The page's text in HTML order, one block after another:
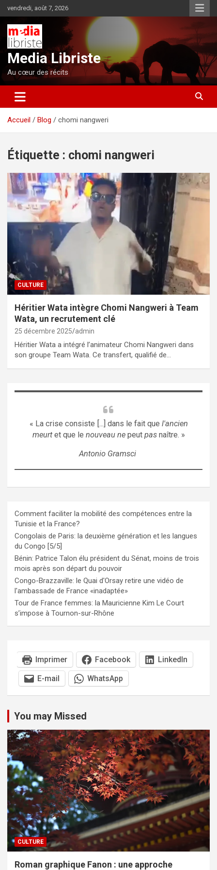
au
contenu
vendredi, août 7, 2026
Media Libriste
Au cœur des récits
Accueil Blog chomi nangweri
Étiquette : chomi nangweri
CULTURE
Héritier Wata intègre Chomi Nangweri à Team
Wata, un recrutement clé
25 décembre 2025 admin
Héritier Wata a intégré l’animateur Chomi Nangweri dans
son groupe Team Wata. Ce transfert, qualifié de…
« La crise consiste [...] dans le fait que l'ancien
meurtet que le nouveau nepeut pasnaître. »
Antonio Gramsci
Comment faciliter la mobilité des compétences entre la
Tunisie et la France?
Congolais de Paris: la deuxième génération et les langues
du Congo [5/5]
Bénin: Patrice Talon élu président du Sénat, moins de trois
mois après son départ du pouvoir
Congo-Brazzaville: le Quai d'Orsay retire une vidéo de
l'ambassade de France «inadaptée»
Tour de France femmes: la Mauricienne Kim Le Court
s’impose à Tournon-sur-Rhône
Imprimer Facebook LinkedIn
E-mail WhatsApp
You may Missed
CULTURE
Roman graphique Fanon : une approche